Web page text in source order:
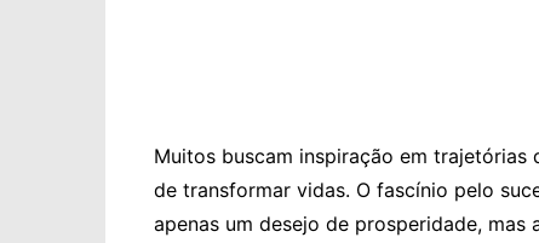
Muitos buscam inspiração em trajetórias
de transformar vidas. O fascínio pelo
apenas um desejo de prosperidade,